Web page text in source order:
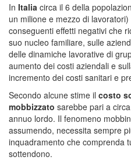
In Italia circa il 6 della
un milione e mezzo di
conseguenti effetti negativi che
suo nucleo familiare, sulle
delle dinamiche lavorative di
aumento dei costi aziendali e
incremento dei costi sanitari e
Secondo alcune stime il costo
mobbizzato sarebbe pari a
annuo lordo. Il fenomeno
assumendo, necessita sempre
inquadramento che comprenda
sottendono.